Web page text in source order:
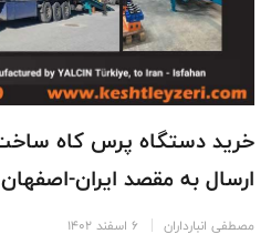
ارسال به مقصد ایران-اصفهان
مصطفی انبارداران 6 اسفند 1402